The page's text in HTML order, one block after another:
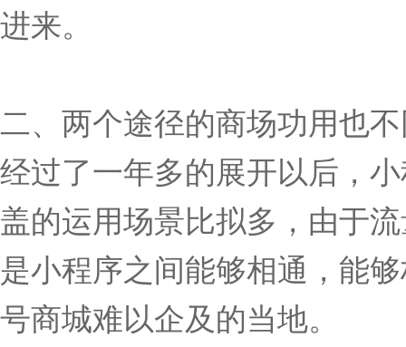
进来。
二、两个途径的商场功用也
经过了一年多的展开以后，
盖的运用场景比拟多，由于
是小程序之间能够相通，能
号商城难以企及的当地。